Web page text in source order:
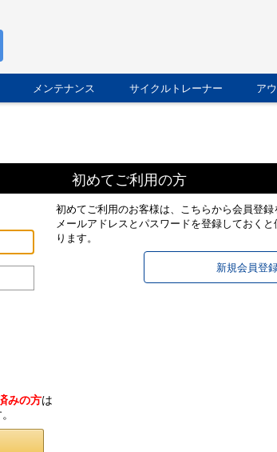
メンテナンス サイクルトレーナー ア
みの方は
初めてご利用の方
初めてご利用のお客様は、こちらから会員登録
メールアドレスとパスワードを登録しておく
ります。